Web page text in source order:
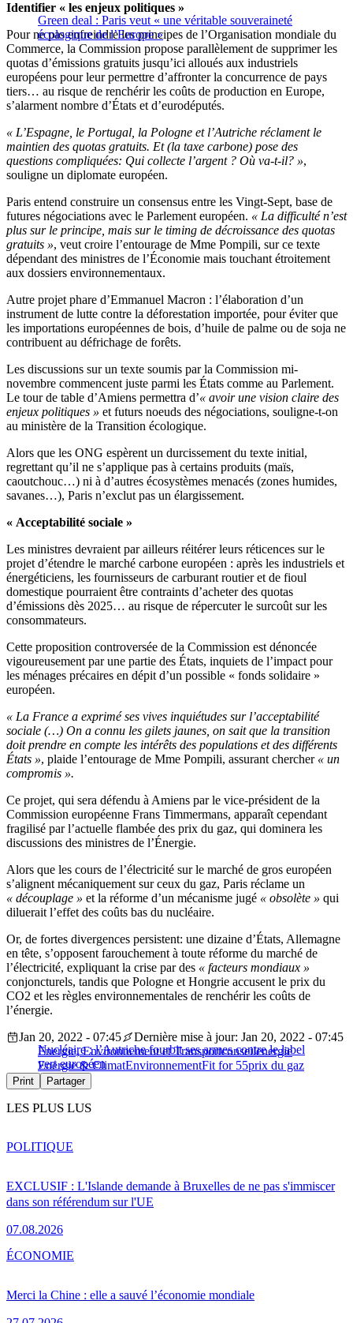
Green deal : Paris veut « une véritable souveraineté
écologique de l’Europe »
Identifier « les enjeux politiques »
Pour ne pas enfreindre les principes de l’Organisation mondiale du
Commerce, la Commission propose parallèlement de supprimer les
quotas d’émissions gratuits jusqu’ici alloués aux industriels
européens pour leur permettre d’affronter la concurrence de pays
tiers… au risque de renchérir les coûts de production en Europe,
s’alarment nombre d’États et d’eurodéputés.
« L’Espagne, le Portugal, la Pologne et l’Autriche réclament le
maintien des quotas gratuits. Et (la taxe carbone) pose des
questions compliquées: Qui collecte l’argent ? Où va-t-il? »,
souligne un diplomate européen.
Paris entend construire un consensus entre les Vingt-Sept, base de
futures négociations avec le Parlement européen. « La difficulté n’est
plus sur le principe, mais sur le timing de décroissance des quotas
gratuits », veut croire l’entourage de Mme Pompili, sur ce texte
dépendant des ministres de l’Économie mais touchant étroitement
aux dossiers environnementaux.
Autre projet phare d’Emmanuel Macron : l’élaboration d’un
instrument de lutte contre la déforestation importée, pour éviter que
les importations européennes de bois, d’huile de palme ou de soja ne
contribuent au défrichage de forêts.
Les discussions sur un texte soumis par la Commission mi-
novembre commencent juste parmi les États comme au Parlement.
Le tour de table d’Amiens permettra d’« avoir une vision claire des
enjeux politiques » et futurs noeuds des négociations, souligne-t-on
au ministère de la Transition écologique.
Alors que les ONG espèrent un durcissement du texte initial,
regrettant qu’il ne s’applique pas à certains produits (maïs,
caoutchouc…) ni à d’autres écosystèmes menacés (zones humides,
savanes…), Paris n’exclut pas un élargissement.
« Acceptabilité sociale »
Les ministres devraient par ailleurs réitérer leurs réticences sur le
projet d’étendre le marché carbone européen : après les industriels et
énergéticiens, les fournisseurs de carburant routier et de fioul
domestique pourraient être contraints d’acheter des quotas
d’émissions dès 2025… au risque de répercuter le surcoût sur les
consommateurs.
Cette proposition controversée de la Commission est dénoncée
vigoureusement par une partie des États, inquiets de l’impact pour
les ménages précaires en dépit d’un possible « fonds solidaire »
européen.
« La France a exprimé ses vives inquiétudes sur l’acceptabilité
sociale (…) On a connu les gilets jaunes, on sait que la transition
doit prendre en compte les intérêts des populations et des différents
États », plaide l’entourage de Mme Pompili, assurant chercher « un
compromis ».
Ce projet, qui sera défendu à Amiens par le vice-président de la
Commission européenne Frans Timmermans, apparaît cependant
fragilisé par l’actuelle flambée des prix du gaz, qui dominera les
discussions des ministres de l’Énergie.
Alors que les cours de l’électricité sur le marché de gros européen
s’alignent mécaniquement sur ceux du gaz, Paris réclame un
« découplage » et la réforme d’un mécanisme jugé « obsolète » qui
diluerait l’effet des coûts bas du nucléaire.
Or, de fortes divergences persistent: une dizaine d’États, Allemagne
en tête, s’opposent farouchement à toute réforme du marché de
l’électricité, expliquant la crise par des « facteurs mondiaux »
conjoncturels, tandis que Pologne et Hongrie accusent le prix du
CO2 et les règles environnementales de renchérir les coûts de
l’énergie.
Nucléaire : l’Autriche fourbit ses armes contre le label
vert européen
Jan 20, 2022 - 07:45
Dernière mise à jour: Jan 20, 2022 - 07:45
Energie, Environnement et Transportconseilenergie
Energie & ClimatEnvironnementFit for 55prix du gaz
Print Partager
LES PLUS LUS
EXCLUSIF : L'Islande demande à Bruxelles de ne pas s'immiscer
dans son référendum sur l'UE
07.08.2026
POLITIQUE
Merci la Chine : elle a sauvé l’économie mondiale
ÉCONOMIE